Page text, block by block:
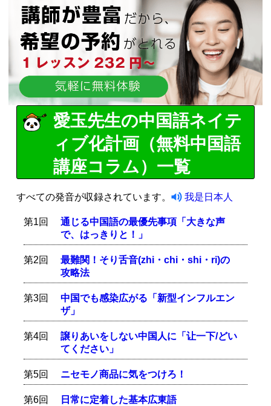
愛玉先生の中国語ネイテ
ィブ化計画（無料中国語
講座コラム）一覧
すべての発音が収録されています。 我是日本人
第1回
通じる中国語の最優先事項「大きな声
で、はっきりと！」
第2回
最難関！そり舌音(zhi・chi・shi・ri)の
攻略法
第3回
中国でも感染広がる「新型インフルエン
ザ」
第4回
譲りあいをしない中国人に「让一下/どい
てください」
第5回 ニセモノ商品に気をつけろ！
第6回 日常に定着した基本広東語